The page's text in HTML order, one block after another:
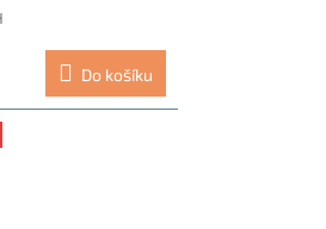
Do košíku